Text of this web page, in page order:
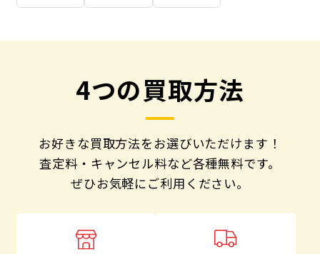
4つの買取方法
お好きな買取方法をお選びいただけます！
査定料・キャンセル料など各種無料です。
ぜひお気軽にご利用ください。